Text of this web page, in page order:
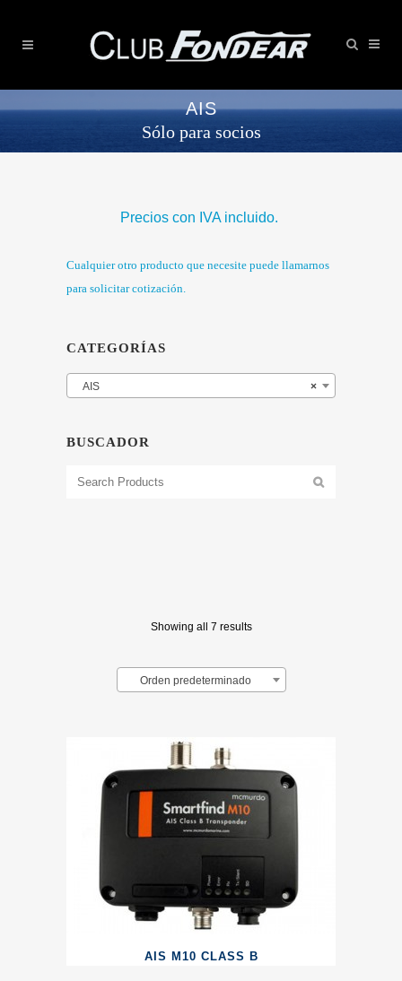
AIS
Sólo para socios
Precios con IVA incluido.
Cualquier otro producto que necesite puede llamarnos
para solicitar cotización.
CATEGORÍAS
×
AIS
BUSCADOR
Showing all 7 results
Orden predeterminado
AIS M10 CLASS B